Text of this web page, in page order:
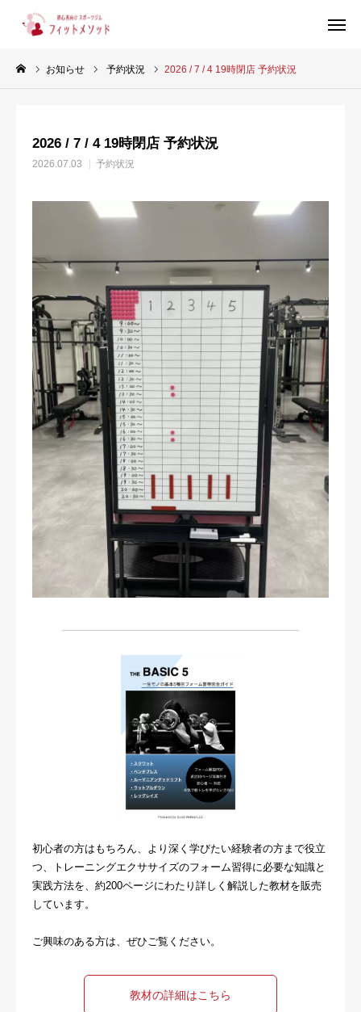
お知らせ 予約状況 2026 / 7 / 4 19時閉店 予約状況
2026 / 7 / 4 19時閉店 予約状況
2026.07.03 予約状況
初心者の方はもちろん、より深く学びたい経験者の方まで役立
つ、トレーニングエクササイズのフォーム習得に必要な知識と
実践方法を、約200ページにわたり詳しく解説した教材を販売
しています。
ご興味のある方は、ぜひご覧ください。
教材の詳細はこちら
当ジムについて
お客様の声
ブログ
店舗情報
お問い合わせ・ご予約
会則等